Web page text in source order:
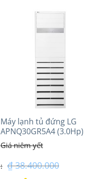
Máy lạnh tủ đứng LG
APNQ30GR5A4 (3.0Hp)
Inverter
₫38.400.000